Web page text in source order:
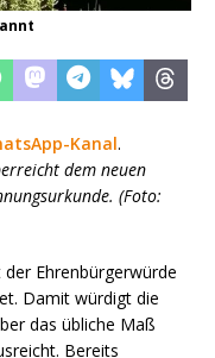
Kanal.
dem neuen
(Foto:
Ehrenbürgerwürde
Damit würdigt die
das übliche Maß
Bereits